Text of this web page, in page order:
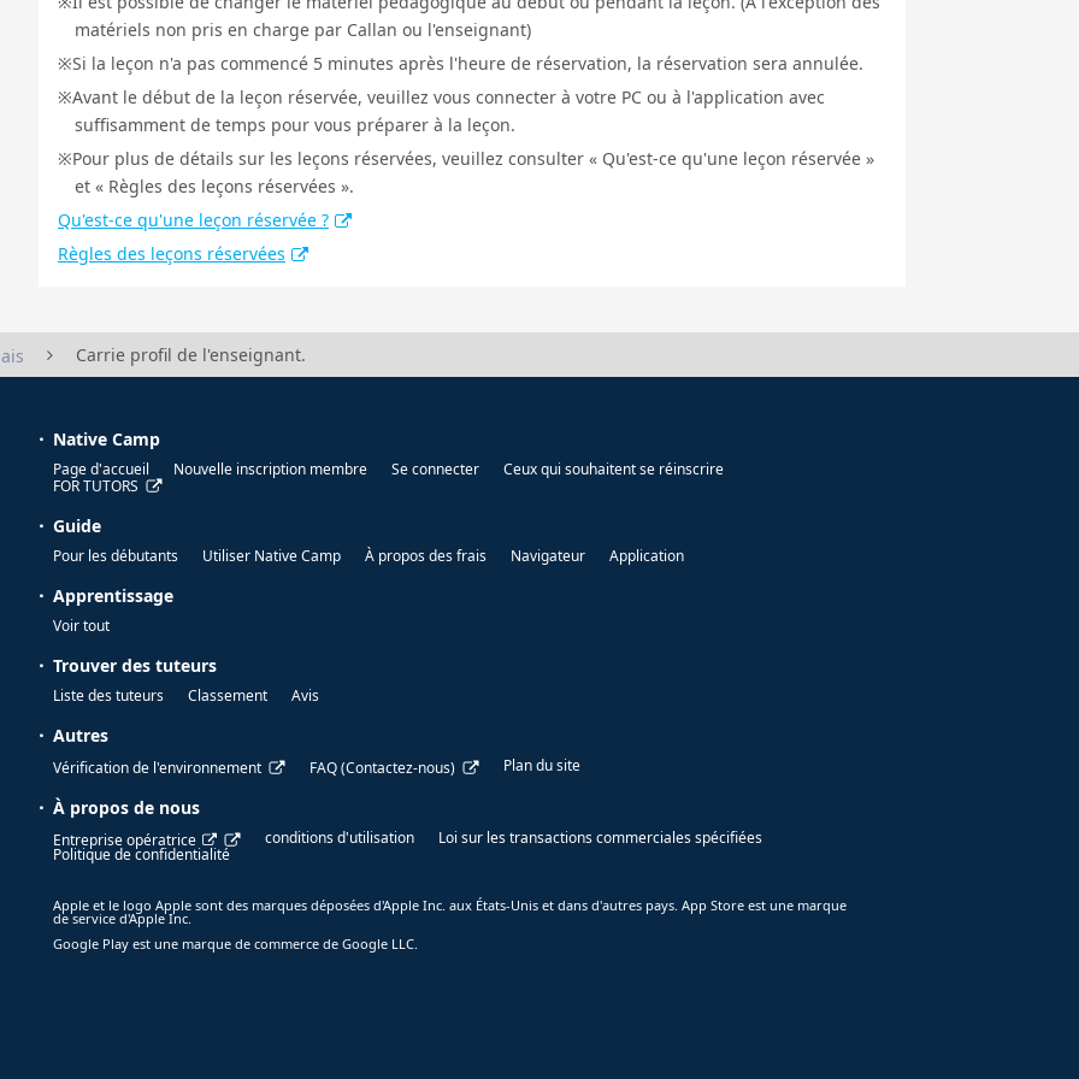
matériels non pris en charge par Callan ou l'enseignant)
Si la leçon n'a pas commencé 5 minutes après l'heure de réservation, la réservation sera annulée.
Avant le début de la leçon réservée, veuillez vous connecter à votre PC ou à l'application avec
suffisamment de temps pour vous préparer à la leçon.
Pour plus de détails sur les leçons réservées, veuillez consulter « Qu'est-ce qu'une leçon réservée »
et « Règles des leçons réservées ».
Qu'est-ce qu'une leçon réservée ?
Règles des leçons réservées
Carrie profil de l'enseignant.
Native Camp
Page d'accueil Nouvelle inscription membre Se connecter
Ceux qui souhaitent se réinscrire
FOR TUTORS
Guide
Pour les débutants Utiliser Native Camp À propos des frais Navigateur Application
Apprentissage
Voir tout
Trouver des tuteurs
Liste des tuteurs Classement Avis
Autres
Vérification de l'environnement FAQ (Contactez-nous) Plan du site
À propos de nous
Entreprise opératrice conditions d'utilisation
Loi sur les transactions commerciales spécifiées
Politique de confidentialité
Apple et le logo Apple sont des marques déposées d'Apple Inc. aux États-Unis et dans d'autres pays. App Store est une marque
de service d'Apple Inc.
Google Play est une marque de commerce de Google LLC.